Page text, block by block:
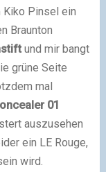
Kiko Pinsel ein
Braunton
und mir bangt
grüne Seite
mal
01
auszusehen
ein LE Rouge,
wird.